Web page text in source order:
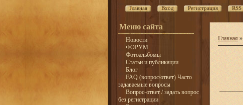
Главная Вход Регистрация RSS
Меню сайта
Новости
ФОРУМ
Фотоальбомы
Статьи и публикации
Блог
FAQ (вопрос/ответ) Часто
задаваемые вопросы
Вопрос-ответ / задать вопрос
без регистрации
Главная »